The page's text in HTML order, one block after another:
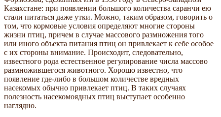
Казахстане: при появлении большого количества саранчи ею
стали питаться даже утки. Можно, таким образом, говорить о
том, что кормовые условия определяют многие стороны
жизни птиц, причем в случае массового размножения того
или иного объекта питания птиц он привлекает к себе особое
с их стороны внимание. Происходит, следовательно,
известного рода естественное регулирование числа массово
размножившегося животного. Хорошо известно, что
появление где-либо в большом количестве вредных
насекомых обычно привлекает птиц. В таких случаях
полезность насекомоядных птиц выступает особенно
наглядно.